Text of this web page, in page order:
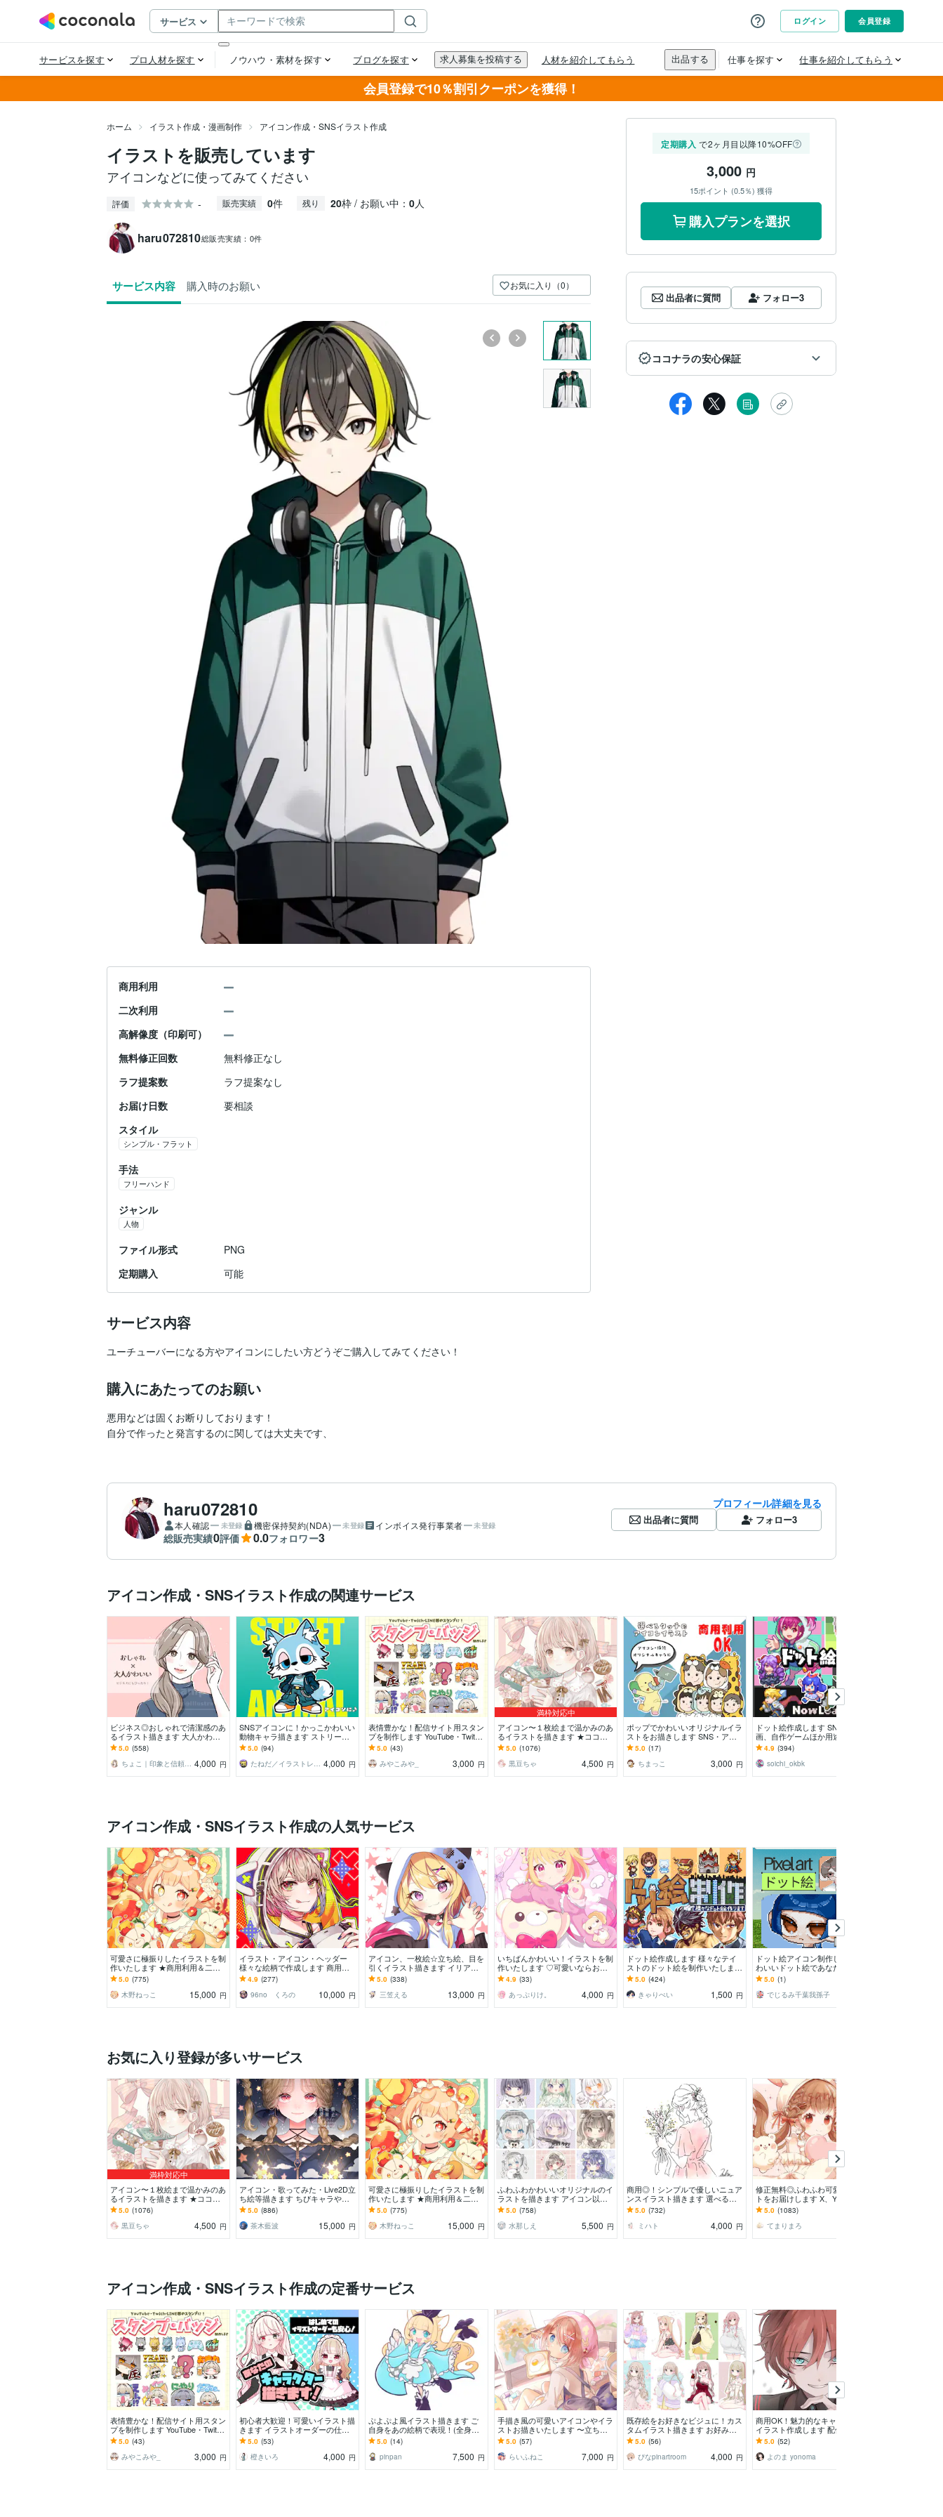
会員登録で10％割引クーポンを獲得！
ホーム イラスト作成・漫画制作 アイコン作成・SNSイラスト作成
イラストを販売しています
アイコンなどに使ってみてください
評価 - 販売実績 0件 残り 20枠 / お願い中： 0人
haru072810総販売実績： 0件
サービス内容 購入時のお願い お気に入り（0）
商用利用
二次利用
高解像度（印刷可）
無料修正回数
無料修正なし
ラフ提案数
ラフ提案なし
お届け日数
要相談
スタイル
シンプル・フラット
手法
フリーハンド
ジャンル
人物
ファイル形式
PNG
定期購入
可能
サービス内容
ユーチューバーになる方やアイコンにしたい方どうぞご購入してみてください！
購入にあたってのお願い
悪用などは固くお断りしております！
自分で作ったと発言するのに関しては大丈夫です、
定期購入 で2ヶ月目以降10%OFF
3,000 円
15ポイント (0.5％) 獲得
購入プランを選択
出品者に質問 フォロー3
ココナラの安心保証
haru072810
本人確認 未登録 機密保持契約(NDA) 未登録 インボイス発行事業者 未登録
総販売実績0評価 0.0フォロワー3
プロフィール詳細を見る
出品者に質問 フォロー3
アイコン作成・SNSイラスト作成の関連サービス
ビジネス◎おしゃれで清潔感のあ
るイラスト描きます 大人かわい
いアイコンで信頼度UP！インス
タ・ココナラ用に
5.0 (558)
ちょこ｜印象と信頼を形にするアイコン職人 4,000 円
SNSアイコンに！かっこかわいい
動物キャラ描きます ストリート
系！かっこかわいい動物キャラ作
成｜修正無制限
5.0 (94)
たねだ／イラストレーター 4,000 円
表情豊かな！配信サイト用スタン
プを制作します YouTube・Twitc
h・LINEスタンプにオススメ！
5.0 (43)
みやこみや_
3,000 円
満枠対応中
アイコン〜１枚絵まで温かみのあ
るイラストを描きます ★ココナ
ラ自体が初めての方も、お気軽に
ご相談ください♪★
5.0 (1076)
黒豆ちゃ
4,500 円
ポップでかわいいオリジナルイラ
ストをお描きします SNS・アイ
コン・挿絵・動画用イラストにお
すすめ⭐︎
5.0 (17)
ちまっこ
3,000 円
ドット絵作成します SNSや動
画、自作ゲームほか用途自由！
4.9 (394)
soichi_okbk
アイコン作成・SNSイラスト作成の人気サービス
可愛さに極振りしたイラストを制
作いたします ★商用利用＆二次
利用込み！ミニキャラは小物２点
まで無料！★
5.0 (775)
木野ねっこ
15,000 円
イラスト・アイコン・ヘッダー
様々な絵柄で作成します 商用
可！似顔絵・ブログ・インスタ・
動画配信サムネ等用途様々！
4.9 (277)
96no くろの
10,000 円
アイコン、一枚絵☆立ち絵、目を
引くイラスト描きます イリア
ム、サムネ、live2D、YouTube、
歌ってみたも
5.0 (338)
三笠える
13,000 円
いちばんかわいい！イラストを制
作いたします ♡可愛いならおま
かせ！なんでも可愛くしちゃいま
すー！✨
4.9 (33)
あっぷりけ。
4,000 円
ドット絵作成します 様々なテイ
ストのドット絵を制作いたしま
す。
5.0 (424)
きゃりぺい
1,500 円
ドット絵アイコン制作します か
わいいドット絵であなただけのS
NS用アイコンをお作りします
5.0 (1)
でじるみ千葉我孫子
お気に入り登録が多いサービス
満枠対応中
アイコン〜１枚絵まで温かみのあ
るイラストを描きます ★ココナ
ラ自体が初めての方も、お気軽に
ご相談ください♪★
5.0 (1076)
黒豆ちゃ
4,500 円
アイコン・歌ってみた・Live2D立
ち絵等描きます ちびキャラや配
信用イラスト等、幅広く制作して
います！
5.0 (886)
茶木藍波
15,000 円
可愛さに極振りしたイラストを制
作いたします ★商用利用＆二次
利用込み！ミニキャラは小物２点
まで無料！★
5.0 (775)
木野ねっこ
15,000 円
ふわふわかわいいオリジナルのイ
ラストを描きます アイコン以外
のイラストも可能です◎ お気軽
にご相談ください！
5.0 (758)
水那しえ
5,500 円
商用◎！シンプルで優しいニュア
ンスイラスト描きます 選べるイ
ラストタッチ！オプションでサイ
ンなしやグッズ販売も◎
5.0 (732)
ミハト
4,000 円
修正無料◎ふわふわ可愛いイラス
トをお届けします X、YouTube、
グッズなど様々な用途で使用可能
です◎
5.0 (1083)
てまりまろ
アイコン作成・SNSイラスト作成の定番サービス
表情豊かな！配信サイト用スタン
プを制作します YouTube・Twitc
h・LINEスタンプにオススメ！
5.0 (43)
みやこみや_
3,000 円
初心者大歓迎！可愛いイラスト描
きます イラストオーダーの仕方
がわからない方でも大歓迎！
5.0 (53)
橙きいろ
4,000 円
ぷよぷよ風イラスト描きます ご
自身をあの絵柄で表現！(全身イ
ラスト)
5.0 (14)
pinpan
7,500 円
手描き風の可愛いアイコンやイラ
ストお描きいたします 〜立ち絵
やSD、動きのある一枚イラスト
など〜
5.0 (57)
らいふねこ
7,000 円
既存絵をお好きなビジュに！カス
タムイラスト描きます お好みの
元絵をビジュアルチェンジしてあ
なただけのイラストに！
5.0 (56)
ぴなpinartroom
4,000 円
商用OK！魅力的なキャラクター
イラスト作成します 配信、SN
S、動画用に！オリジナルイラス
トをお届け
5.0 (52)
よのま yonoma